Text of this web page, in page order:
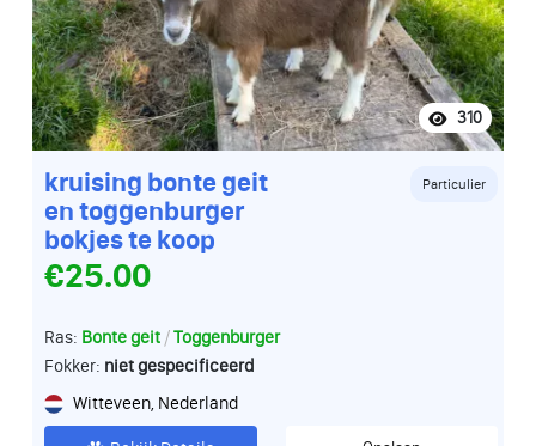
310
kruising bonte geit
en toggenburger
bokjes te koop
Particulier
€25.00
Ras: Bonte geit /Toggenburger
Fokker: niet gespecificeerd
Witteveen, Nederland